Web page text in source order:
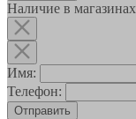
Наличие в магазинах
Имя:
Телефон:
Отправить